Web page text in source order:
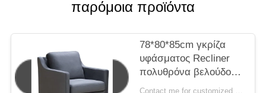
παρόμοια προϊόντα
78*80*85cm γκρίζα
υφάσματος Recliner
πολυθρόνα βελούδου
πολυθρόνων ανοικτό